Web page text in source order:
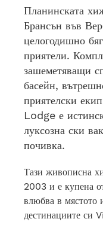
Планинската
Брансън във
целогодишно
приятели.
зашеметяващи
басейн,
приятелски
Lodge е
луксозна ски
почивка.
Тази живописна
2003 и е купена
влюбва в мястото
дестинациите